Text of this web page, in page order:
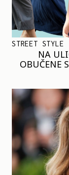
STREET STYLE
NA
OBUČENE